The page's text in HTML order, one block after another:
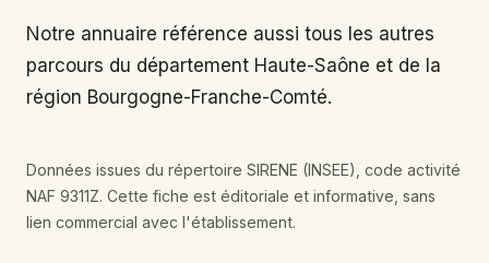
Notre annuaire référence aussi tous les autres
parcours du département Haute-Saône et de la
région Bourgogne-Franche-Comté.
Données issues du répertoire SIRENE (INSEE), code activité
NAF 9311Z. Cette fiche est éditoriale et informative, sans
lien commercial avec l'établissement.